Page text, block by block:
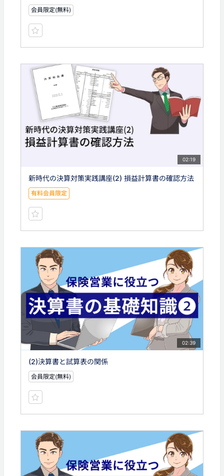
会員限定(無料)
02:19
新時代の決算対策実践講座(2) 損益計算書の確認方法
有料会員限定
02:39
(2)決算書と試算表の関係
会員限定(無料)